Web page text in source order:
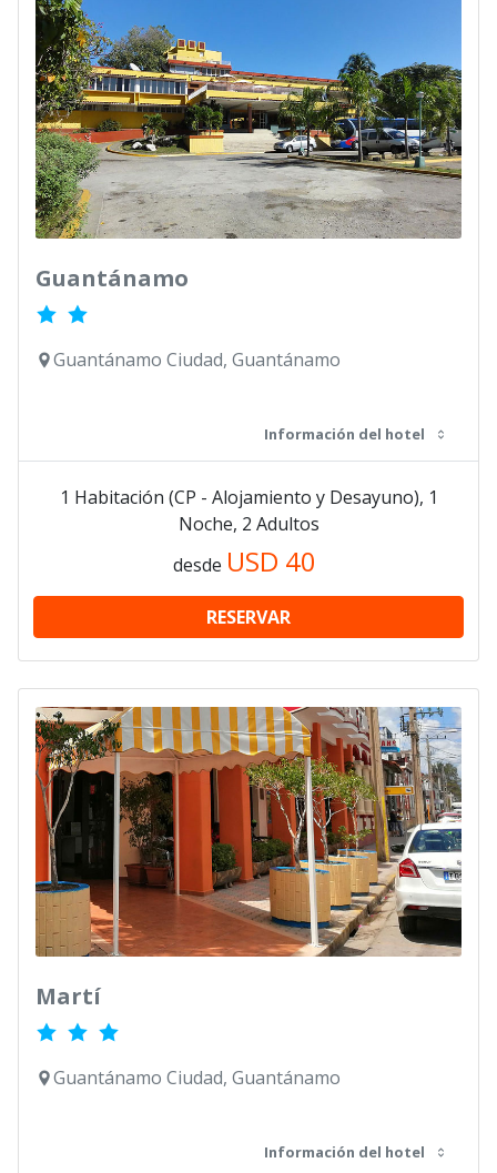
Guantánamo
Guantánamo Ciudad, Guantánamo
Información del hotel
1 Habitación (CP - Alojamiento y Desayuno), 1
Noche, 2 Adultos
desde USD 40
RESERVAR
Martí
Guantánamo Ciudad, Guantánamo
Información del hotel